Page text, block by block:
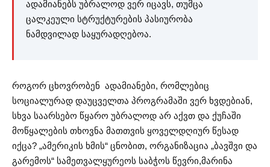
ადამიანებს უბრალოდ ვერ იცავს, თუმცა
ცალკეული სტრუქტურების პასიურობა
ნამდვილად საყურადღებოა.
როგორ ცხოვრობენ ადამიანები, რომლებიც
სოციალურად დაუცველთა პროგრამაში ვერ ხვდებიან,
სხვა საარსებო წყარო უბრალოდ არ აქვთ და ქუჩაში
მოწყალების თხოვნა მათთვის ყოველდღიურ წესად
იქცა? „ამერიკის ხმის“ ცნობით, ორგანიზაცია „ბავშვი და
გარემოს“ სამეთვალყურეოს საბჭოს წევრი,მარინა